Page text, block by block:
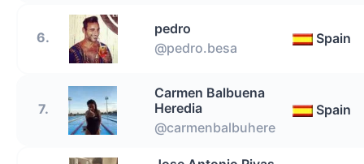
6.
pedro
@pedro.besa
Spain
7.
Carmen Balbuena
Heredia
@carmenbalbuhere
Spain